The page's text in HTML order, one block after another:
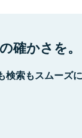
確かさを。
検索もスムーズ